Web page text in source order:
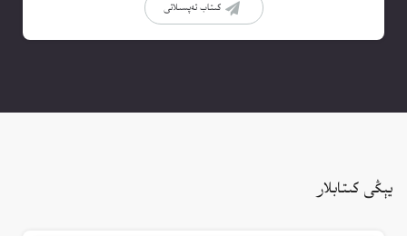
كىتاب تەپسىلاتى
يېڭى كىتابلار